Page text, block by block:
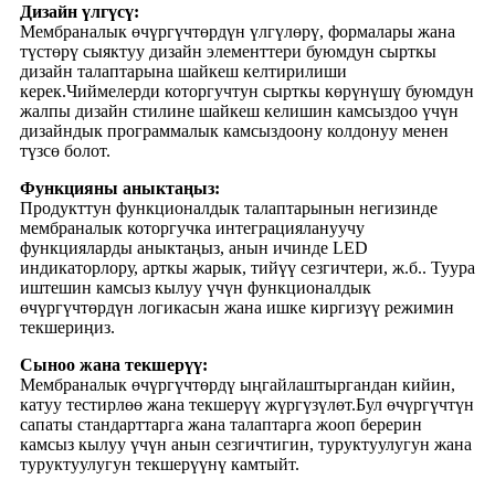
Дизайн үлгүсү:
Мембраналык өчүргүчтөрдүн үлгүлөрү, формалары жана
түстөрү сыяктуу дизайн элементтери буюмдун сырткы
дизайн талаптарына шайкеш келтирилиши
керек.Чиймелерди которгучтун сырткы көрүнүшү буюмдун
жалпы дизайн стилине шайкеш келишин камсыздоо үчүн
дизайндык программалык камсыздоону колдонуу менен
түзсө болот.
Функцияны аныктаңыз:
Продукттун функционалдык талаптарынын негизинде
мембраналык которгучка интеграциялануучу
функцияларды аныктаңыз, анын ичинде LED
индикаторлору, арткы жарык, тийүү сезгичтери, ж.б.. Туура
иштешин камсыз кылуу үчүн функционалдык
өчүргүчтөрдүн логикасын жана ишке киргизүү режимин
текшериңиз.
Сыноо жана текшерүү:
Мембраналык өчүргүчтөрдү ыңгайлаштыргандан кийин,
катуу тестирлөө жана текшерүү жүргүзүлөт.Бул өчүргүчтүн
сапаты стандарттарга жана талаптарга жооп берерин
камсыз кылуу үчүн анын сезгичтигин, туруктуулугун жана
туруктуулугун текшерүүнү камтыйт.